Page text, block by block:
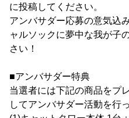
に投稿してください。
アンバサダー応募の意気込
ャルソックに夢中な我が子
さい！
■アンバサダー特典
当選者には下記の商品をプ
してアンバサダー活動を行